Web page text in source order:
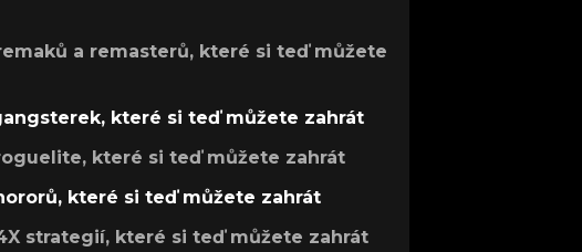
a remasterů, které si teď můžete
které si teď můžete zahrát
které si teď můžete zahrát
které si teď můžete zahrát
strategií, které si teď můžete zahrát